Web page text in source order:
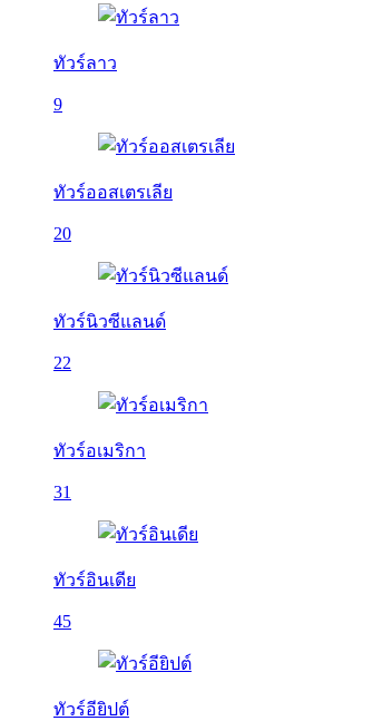
ทัวร์ลาว
9
ทัวร์ออสเตรเลีย
20
ทัวร์นิวซีแลนด์
22
ทัวร์อเมริกา
31
ทัวร์อินเดีย
45
ทัวร์อียิปต์